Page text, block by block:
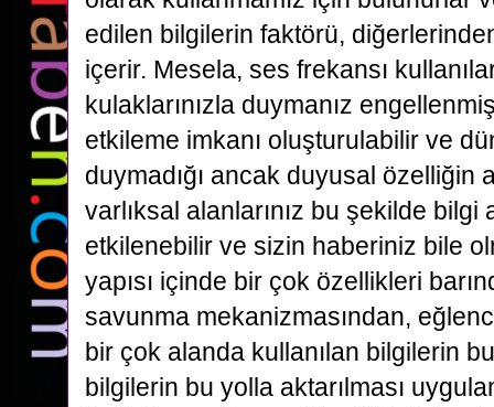
edilen bilgilerin faktörü,
içerir. Mesela, ses frekansı
kulaklarınızla duymanız
etkileme imkanı oluşturulabilir ve
duymadığı ancak duyusal özelliğin
varlıksal alanlarınız bu şekilde bilgi
etkilenebilir ve sizin haberiniz bile
yapısı içinde bir çok özellikleri
savunma mekanizmasından,
bir çok alanda kullanılan bilgilerin
bilgilerin bu yolla aktarılması